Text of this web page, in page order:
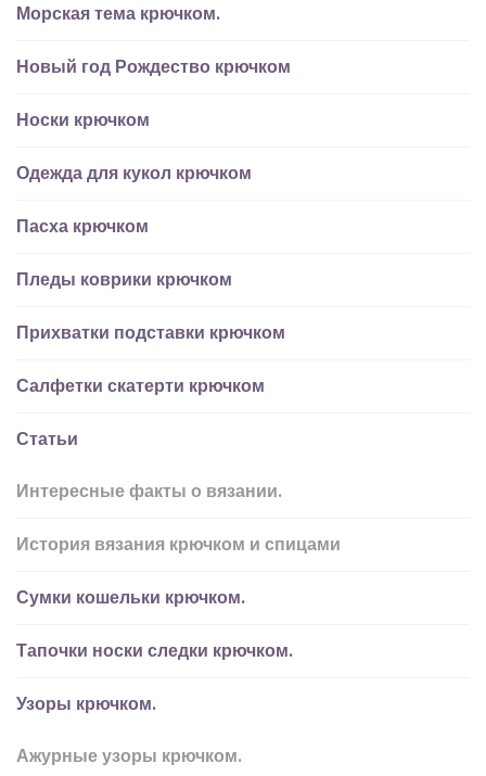
Морская тема крючком.
Новый год Рождество крючком
Носки крючком
Одежда для кукол крючком
Пасха крючком
Пледы коврики крючком
Прихватки подставки крючком
Салфетки скатерти крючком
Статьи
Интересные факты о вязании.
История вязания крючком и спицами
Сумки кошельки крючком.
Тапочки носки следки крючком.
Узоры крючком.
Ажурные узоры крючком.